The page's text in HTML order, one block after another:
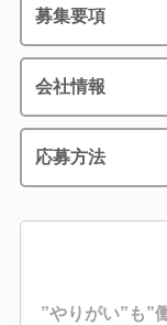
募集要項
会社情報
応募方法
”やりがい”も”